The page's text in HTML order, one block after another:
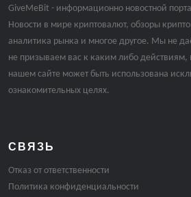
GiveMeBit - информационно новостной
Новости в мире криптовалют, обзоры
аналитика рынка и многое другое. Мы не
не призываем вас к каким либо
нашем сайте может быть использована
ознакомительных целях.
СВЯЗЬ
Отказ от ответственности
Политика конфиденциальности